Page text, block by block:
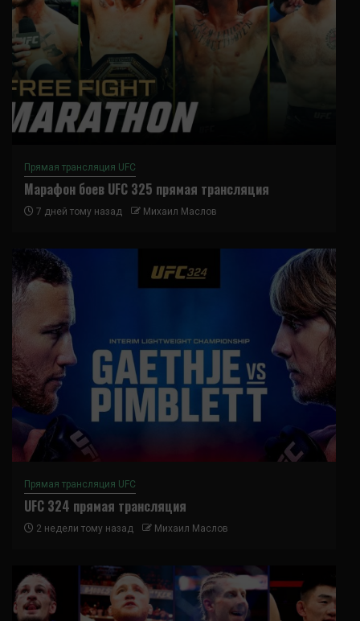
Прямая трансляция UFC
Марафон боев UFC 325 прямая трансляция
7 дней тому назад Михаил Маслов
Прямая трансляция UFC
UFC 324 прямая трансляция
2 недели тому назад Михаил Маслов